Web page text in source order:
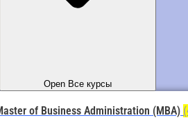
Open Все курсы
of Business Administration (MBA)